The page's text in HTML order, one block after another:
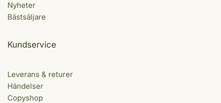
Nyheter
Bästsäljare
Kundservice
Leverans & returer
Händelser
Copyshop